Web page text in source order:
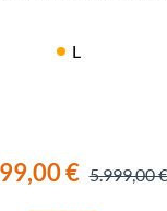
L
€ 5.999,00 €